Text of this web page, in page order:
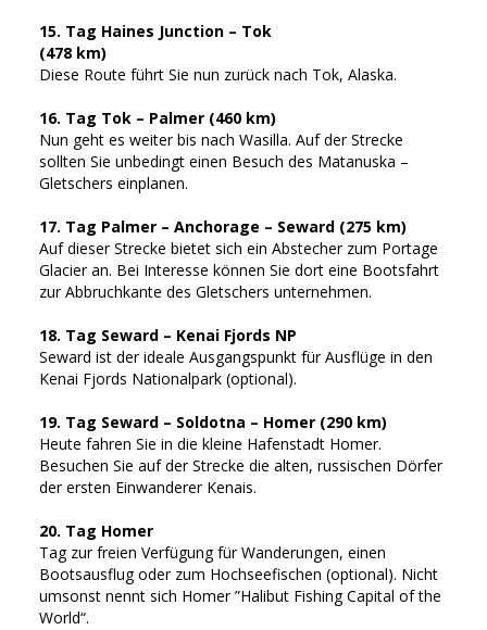
15. Tag Haines Junction – Tok
(478 km)
Diese Route führt Sie nun zurück nach Tok, Alaska.
16. Tag Tok – Palmer (460 km)
Nun geht es weiter bis nach Wasilla. Auf der Strecke
sollten Sie unbedingt einen Besuch des Matanuska –
Gletschers einplanen.
17. Tag Palmer – Anchorage – Seward (275 km)
Auf dieser Strecke bietet sich ein Abstecher zum Portage
Glacier an. Bei Interesse können Sie dort eine Bootsfahrt
zur Abbruchkante des Gletschers unternehmen.
18. Tag Seward – Kenai Fjords NP
Seward ist der ideale Ausgangspunkt für Ausflüge in den
Kenai Fjords Nationalpark (optional).
19. Tag Seward – Soldotna – Homer (290 km)
Heute fahren Sie in die kleine Hafenstadt Homer.
Besuchen Sie auf der Strecke die alten, russischen Dörfer
der ersten Einwanderer Kenais.
20. Tag Homer
Tag zur freien Verfügung für Wanderungen, einen
Bootsausflug oder zum Hochseefischen (optional). Nicht
umsonst nennt sich Homer ”Halibut Fishing Capital of the
World“.